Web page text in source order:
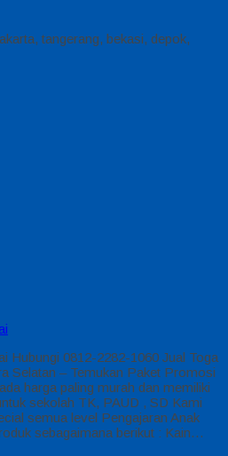
tangerang, bekasi, depok,
Hubungi 0812-2282-1060 Jual Toga
Selatan – Temukan Paket Promosi
harga paling murah dan memiliki
sekolah TK, PAUD , SD Kami
semua level Pengajaran Anak
sebagaimana berikut : Kain…